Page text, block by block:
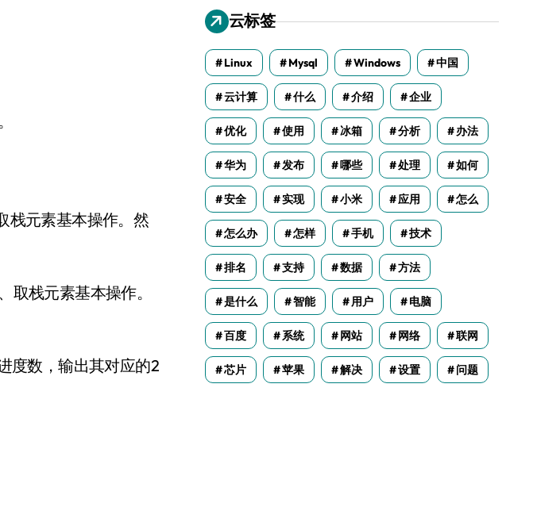
栈元素基本操作。然
栈元素基本操作。
度数，输出其对应的2
云标签
Linux Mysql Windows 中国
云计算 什么 介绍 企业
优化 使用 冰箱 分析 办法
华为 发布 哪些 处理 如何
安全 实现 小米 应用 怎么
怎么办 怎样 手机 技术
排名 支持 数据 方法
是什么 智能 用户 电脑
百度 系统 网站 网络 联网
芯片 苹果 解决 设置 问题